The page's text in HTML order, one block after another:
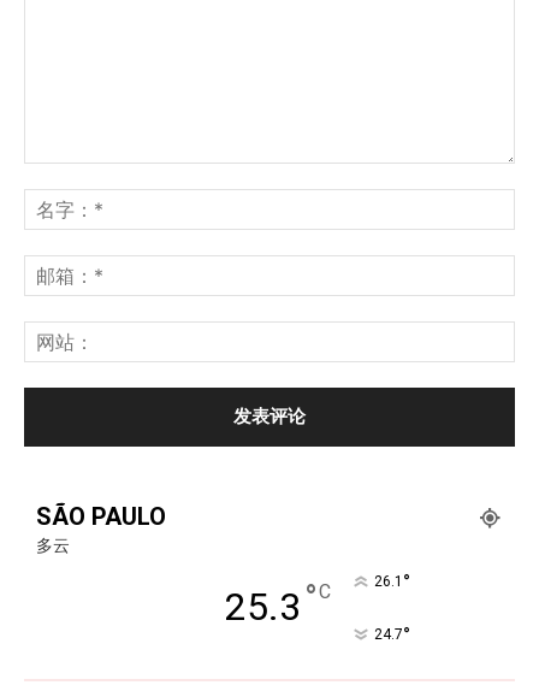
SÃO PAULO
多云
25.3 °C 26.1 °
24.7°